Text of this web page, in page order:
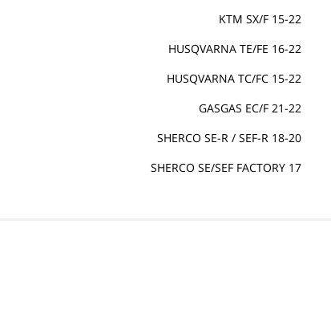
KTM SX/F 15-22
HUSQVARNA TE/FE 16-22
HUSQVARNA TC/FC 15-22
GASGAS EC/F 21-22
SHERCO SE-R / SEF-R 18-20
SHERCO SE/SEF FACTORY 17